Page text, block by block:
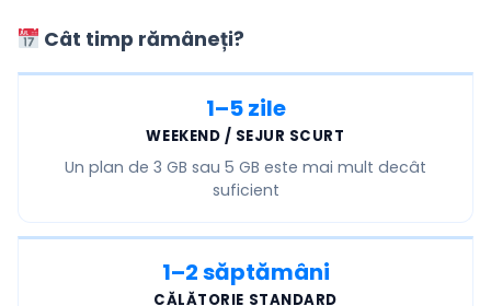
Cât timp rămâneți?
1–5 zile
WEEKEND / SEJUR SCURT
Un plan de 3 GB sau 5 GB este mai mult decât
suficient
1–2 săptămâni
CĂLĂTORIE STANDARD